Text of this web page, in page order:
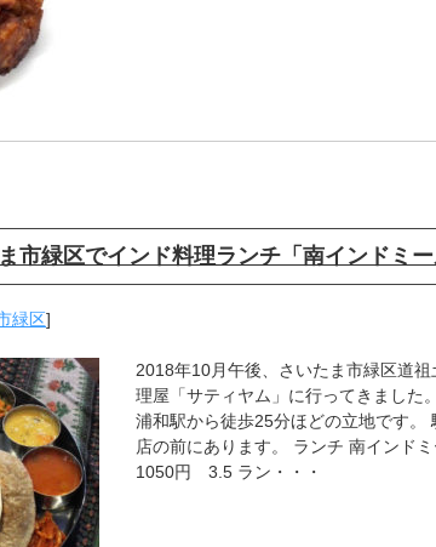
市緑区でインド料理ランチ「南インドミー
緑区]
2018年10月午後、さいたま市緑区道祖
理屋「サティヤム」に行ってきました
浦和駅から徒歩25分ほどの立地です。
店の前にあります。 ランチ 南インド
1050円 3.5 ラン・・・